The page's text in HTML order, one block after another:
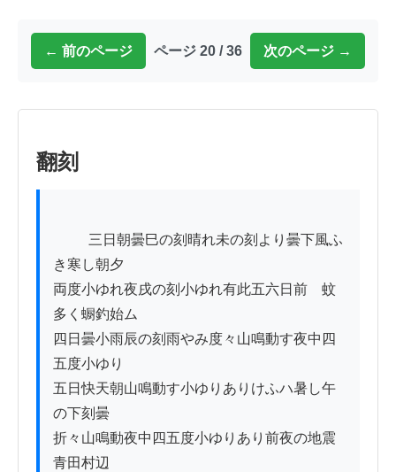
← 前のページ ページ 20 / 36 次のページ →
翻刻
き寒し朝夕
両度小ゆれ夜戌の刻小ゆれ有此五六日前ゟ蚊
多く蟵釣始ム
四日曇小雨辰の刻雨やみ度々山鳴動す夜中四
五度小ゆり
五日快天朝山鳴動す小ゆりありけふハ暑し午
の下刻曇
折々山鳴動夜中四五度小ゆりあり前夜の地震
青田村辺